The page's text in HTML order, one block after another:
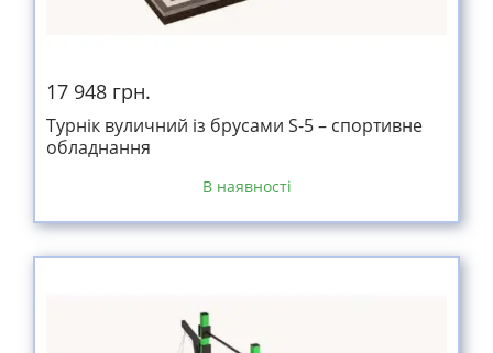
17 948 грн.
Турнік вуличний із брусами S-5 – спортивне
обладнання
В наявності